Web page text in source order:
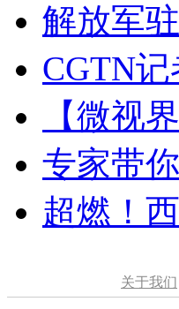
解放军
CGTN
【微视
专家带
超燃！
关于我们